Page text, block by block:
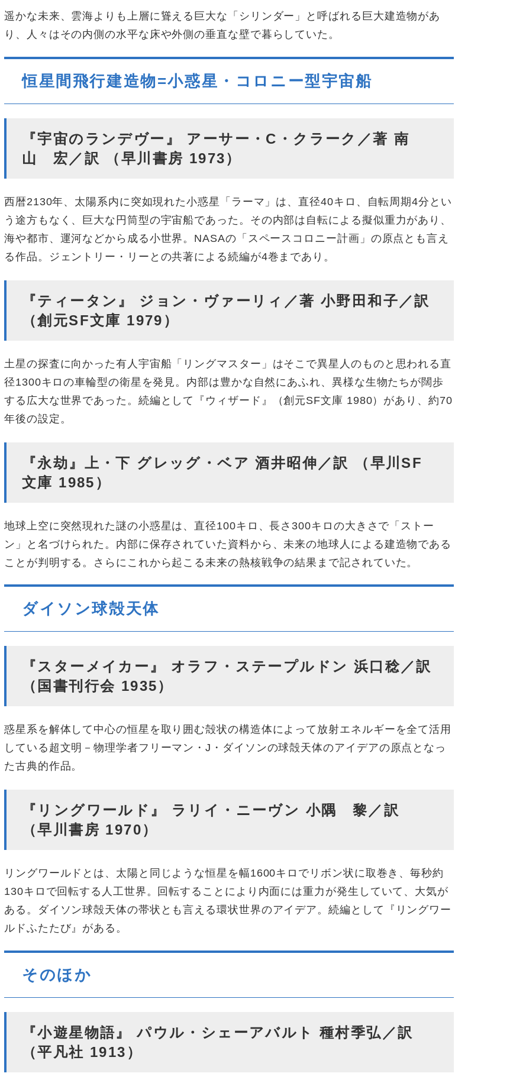
遥かな未来、雲海よりも上層に聳える巨大な「シリンダー」と呼ばれる巨大建造物があ
り、人々はその内側の水平な床や外側の垂直な壁で暮らしていた。
恒星間飛行建造物=小惑星・コロニー型宇宙船
『宇宙のランデヴー』 アーサー・C・クラーク／著 南
山 宏／訳 （早川書房 1973）
西暦2130年、太陽系内に突如現れた小惑星「ラーマ」は、直径40キロ、自転周期4分とい
う途方もなく、巨大な円筒型の宇宙船であった。その内部は自転による擬似重力があり、
海や都市、運河などから成る小世界。NASAの「スペースコロニー計画」の原点とも言え
る作品。ジェントリー・リーとの共著による続編が4巻まであり。
『ティータン』 ジョン・ヴァーリィ／著 小野田和子／訳
（創元SF文庫 1979）
土星の探査に向かった有人宇宙船「リングマスター」はそこで異星人のものと思われる直
径1300キロの車輪型の衛星を発見。内部は豊かな自然にあふれ、異様な生物たちが闊歩
する広大な世界であった。続編として『ウィザード』（創元SF文庫 1980）があり、約70
年後の設定。
『永劫』上・下 グレッグ・ベア 酒井昭伸／訳 （早川SF
文庫 1985）
地球上空に突然現れた謎の小惑星は、直径100キロ、長さ300キロの大きさで「ストー
ン」と名づけられた。内部に保存されていた資料から、未来の地球人による建造物である
ことが判明する。さらにこれから起こる未来の熱核戦争の結果まで記されていた。
ダイソン球殻天体
『スターメイカー』 オラフ・ステープルドン 浜口稔／訳
（国書刊行会 1935）
惑星系を解体して中心の恒星を取り囲む殻状の構造体によって放射エネルギーを全て活用
している超文明－物理学者フリーマン・J・ダイソンの球殻天体のアイデアの原点となっ
た古典的作品。
『リングワールド』 ラリイ・ニーヴン 小隅 黎／訳
（早川書房 1970）
リングワールドとは、太陽と同じような恒星を幅1600キロでリボン状に取巻き、毎秒約
130キロで回転する人工世界。回転することにより内面には重力が発生していて、大気が
ある。ダイソン球殻天体の帯状とも言える環状世界のアイデア。続編として『リングワー
ルドふたたび』がある。
そのほか
『小遊星物語』 パウル・シェーアバルト 種村季弘／訳
（平凡社 1913）